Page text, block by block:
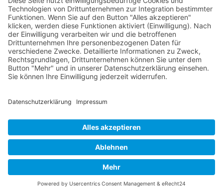
no one sleeps when i'm awake
the sounds
VORHERIGER BEITRAG
Uffie: MCs Can Kiss
NÄCHSTER BEITRAG
WordPress-Theme Chosenvon Compete Themes.